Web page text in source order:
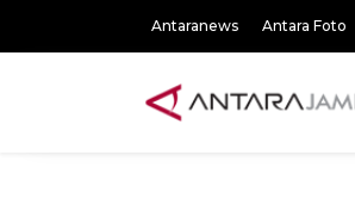
Antaranews Antara Foto